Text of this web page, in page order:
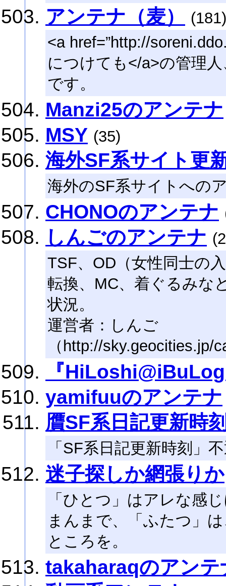
アンテナ（麦）
(181)
<a href=”http://
につけても</a>の管理
です。
Manzi25のアンテナ
MSY (35)
海外SF系サイト更
海外のSF系サイトへの
CHONOのアンテナ
しんごのアンテナ
TSF、OD（女性同士の
転換、MC、着ぐるみな
状況。
運営者：しんご
（http://sky.geocities.jp/
『
yamifuuのアンテナ
贋SF系日記更新時
「SF系日記更新時刻」
迷子探しか網張りか
「ひとつ」はアレな感
まんまで、「ふたつ」
ところを。
takaharaqのアンテ